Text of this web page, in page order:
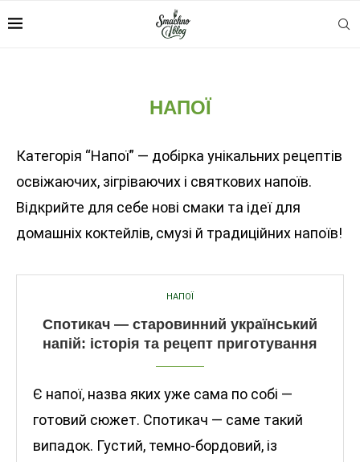
НАПОЇ
Категорія “Напої” — добірка унікальних рецептів
освіжаючих, зігріваючих і святкових напоїв.
Відкрийте для себе нові смаки та ідеї для
домашніх коктейлів, смузі й традиційних напоїв!
НАПОЇ
Спотикач — старовинний український
напій: історія та рецепт приготування
Є напої, назва яких уже сама по собі —
готовий сюжет. Спотикач — саме такий
випадок. Густий, темно-бордовий, із